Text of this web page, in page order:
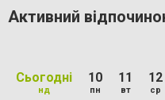
Активний
Сьогодні
нд
10
пн
11
вт
12
ср